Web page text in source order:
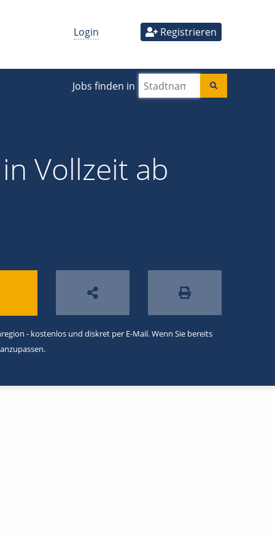
Login Registrieren
Jobs finden in
Vollzeit ab
- kostenlos und diskret per E-Mail. Wenn Sie bereits